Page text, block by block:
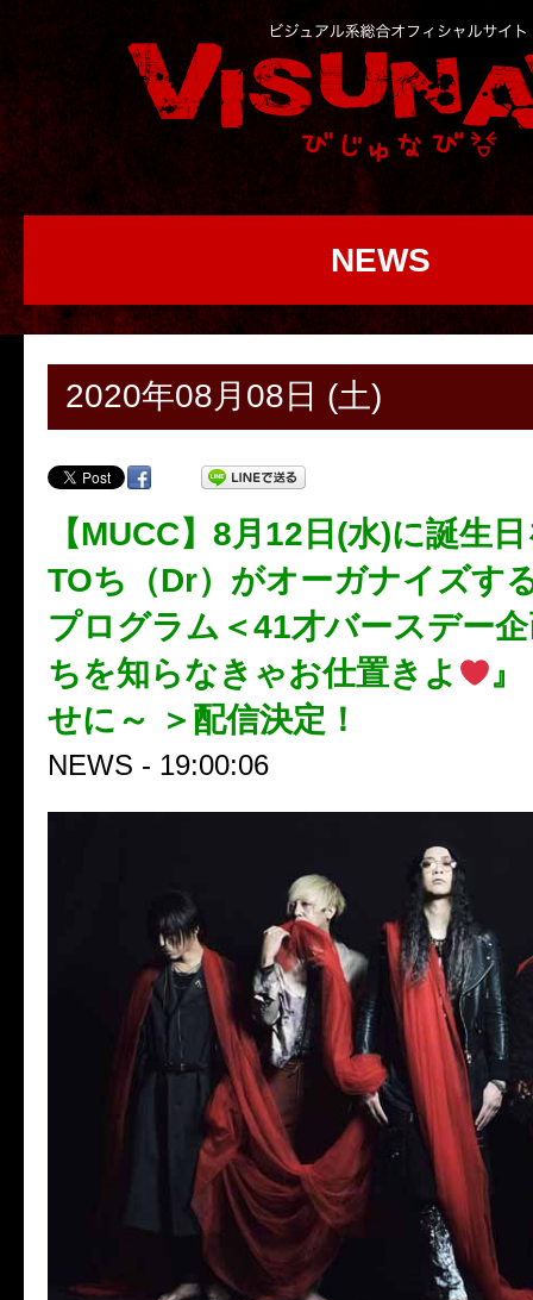
NEWS
2020年08月08日 (土)
【MUCC】8月12日(水)に誕生
TOち（Dr）がオーガナイズす
プログラム＜41才バースデー
ちを知らなきゃお仕置きよ
せに～ ＞配信決定！
NEWS - 19:00:06